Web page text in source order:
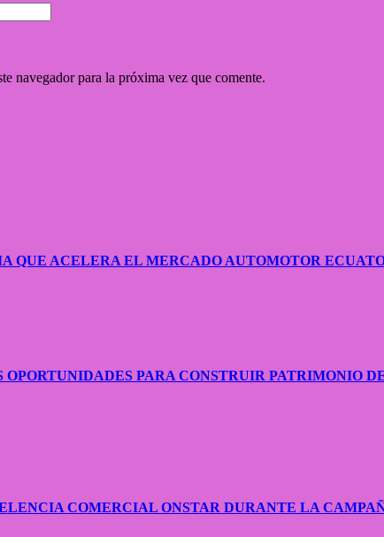
navegador para la próxima vez que comente.
QUE ACELERA EL MERCADO AUTOMOTOR
PARA CONSTRUIR PATRIMONIO
COMERCIAL ONSTAR DURANTE LA